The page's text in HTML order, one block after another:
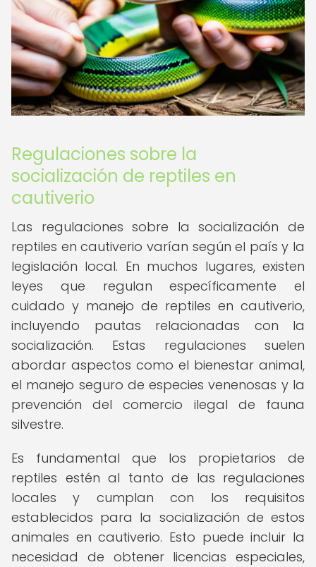
Regulaciones sobre la
socialización de reptiles en
cautiverio
Las regulaciones sobre la socialización de
reptiles en cautiverio varían según el país y la
legislación local. En muchos lugares, existen
leyes que regulan específicamente el
cuidado y manejo de reptiles en cautiverio,
incluyendo pautas relacionadas con la
socialización. Estas regulaciones suelen
abordar aspectos como el bienestar animal,
el manejo seguro de especies venenosas y la
prevención del comercio ilegal de fauna
silvestre.
Es fundamental que los propietarios de
reptiles estén al tanto de las regulaciones
locales y cumplan con los requisitos
establecidos para la socialización de estos
animales en cautiverio. Esto puede incluir la
necesidad de obtener licencias especiales,